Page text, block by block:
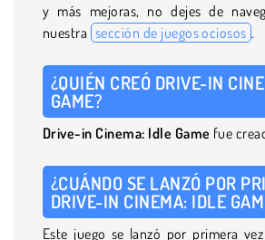
y más mejoras, no dejes de
nuestra sección de juegos ociosos .
¿QUIÉN CREÓ DRIVE-IN
GAME?
Drive-in Cinema: Idle Game fue
¿CUÁNDO SE LANZÓ POR
DRIVE-IN CINEMA: IDLE
Este juego se lanzó por primera